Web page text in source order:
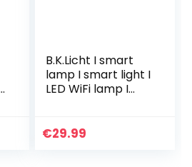
B.K.Licht I smart
lamp I smart light I
LED WiFi lamp I
control I slimme
€29.99